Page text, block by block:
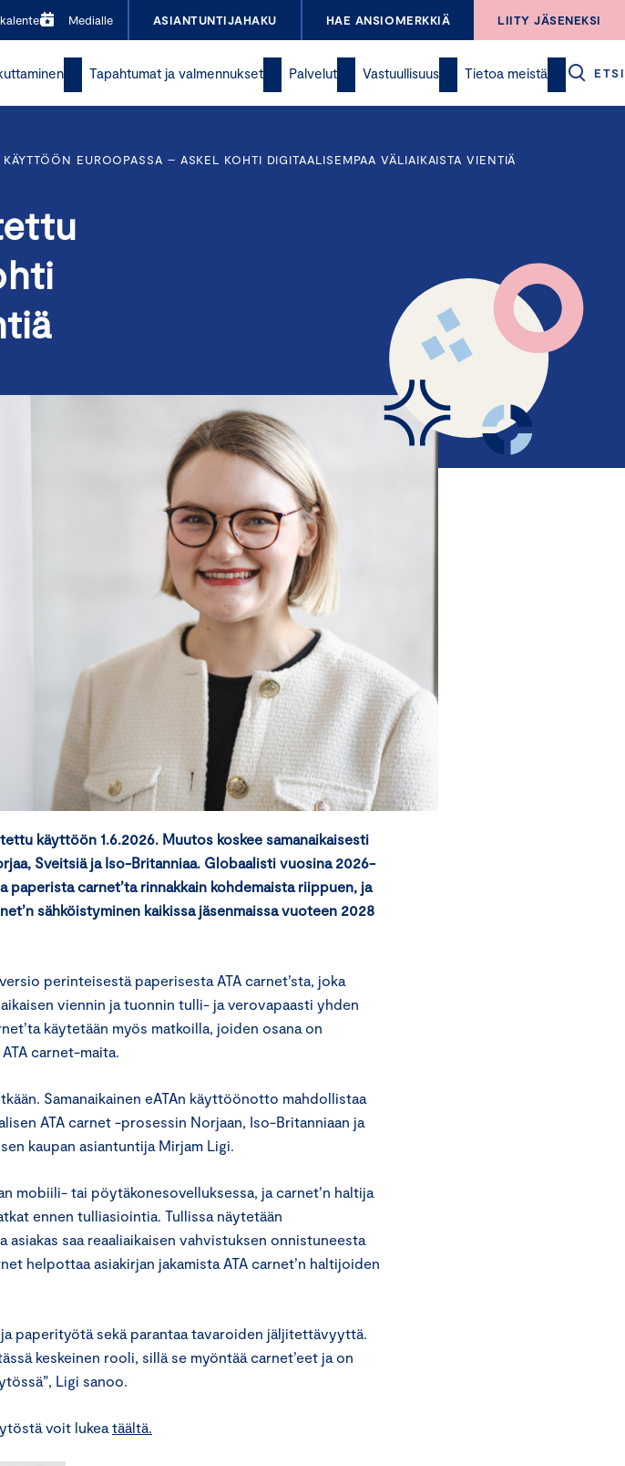
Medialle ASIANTUNTIJAHAKU HAE ANSIOMERKKIÄ LIITY JÄSENEKSI
Tapahtumat ja valmennukset Palvelut Vastuullisuus Tietoa meistä ETSI
EUROOPASSA – ASKEL KOHTI DIGITAALISEMPAA VÄLIAIKAISTA VIENTIÄ
käyttöön 1.6.2026. Muutos koskee samanaikaisesti
Sveitsiä ja Iso-Britanniaa. Globaalisti vuosina 2026-
paperista carnet’ta rinnakkain kohdemaista riippuen, ja
sähköistyminen kaikissa jäsenmaissa vuoteen 2028
perinteisestä paperisesta ATA carnet’sta, joka
viennin ja tuonnin tulli- ja verovapaasti yhden
käytetään myös matkoilla, joiden osana on
carnet-maita.
Samanaikainen eATAn käyttöönotto mahdollistaa
ATA carnet -prosessin Norjaan, Iso-Britanniaan ja
kaupan asiantuntija Mirjam Ligi.
mobiili- tai pöytäkonesovelluksessa, ja carnet’n haltija
ennen tulliasiointia. Tullissa näytetään
asiakas saa reaaliaikaisen vahvistuksen onnistuneesta
helpottaa asiakirjan jakamista ATA carnet’n haltijoiden
paperityötä sekä parantaa tavaroiden jäljitettävyyttä.
keskeinen rooli, sillä se myöntää carnet’eet ja on
Ligi sanoo.
voit lukea täältä.